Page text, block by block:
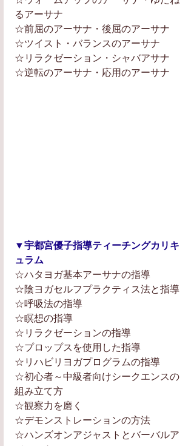
るアーサナ
☆前屈のアーサナ・後屈のアーサナ
☆ツイスト・バランスのアーサナ
☆リラクゼーション・シャバアサナ
☆逆転のアーサナ・応用のアーサナ
▼宇都宮優子指導ティーチングカリキ
ュラム
☆ハタヨガ基本アーサナの指導
☆陰ヨガセルフプラクティス法と指導
☆呼吸法の指導
☆瞑想の指導
☆リラクゼーションの指導
☆プロップスを使用した指導
☆リハビリヨガプログラムの指導
☆初心者～中級者向けシークエンスの
組み立て方
☆観察力を磨く
☆デモンストレーションの方法
☆ハンズオンアジャストとバーバルア